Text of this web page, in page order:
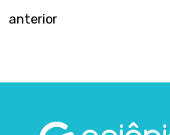
anterior